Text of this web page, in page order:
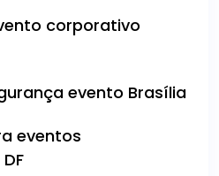
corporativo
evento Brasília
eventos